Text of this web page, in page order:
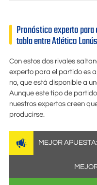
Pronóstico experto para
tabla entre Atlético
Con estos dos rivales
experto para el partido es
no, que está disponible a
Aunque este tipo de
nuestros expertos creen
producirse.
MEJOR